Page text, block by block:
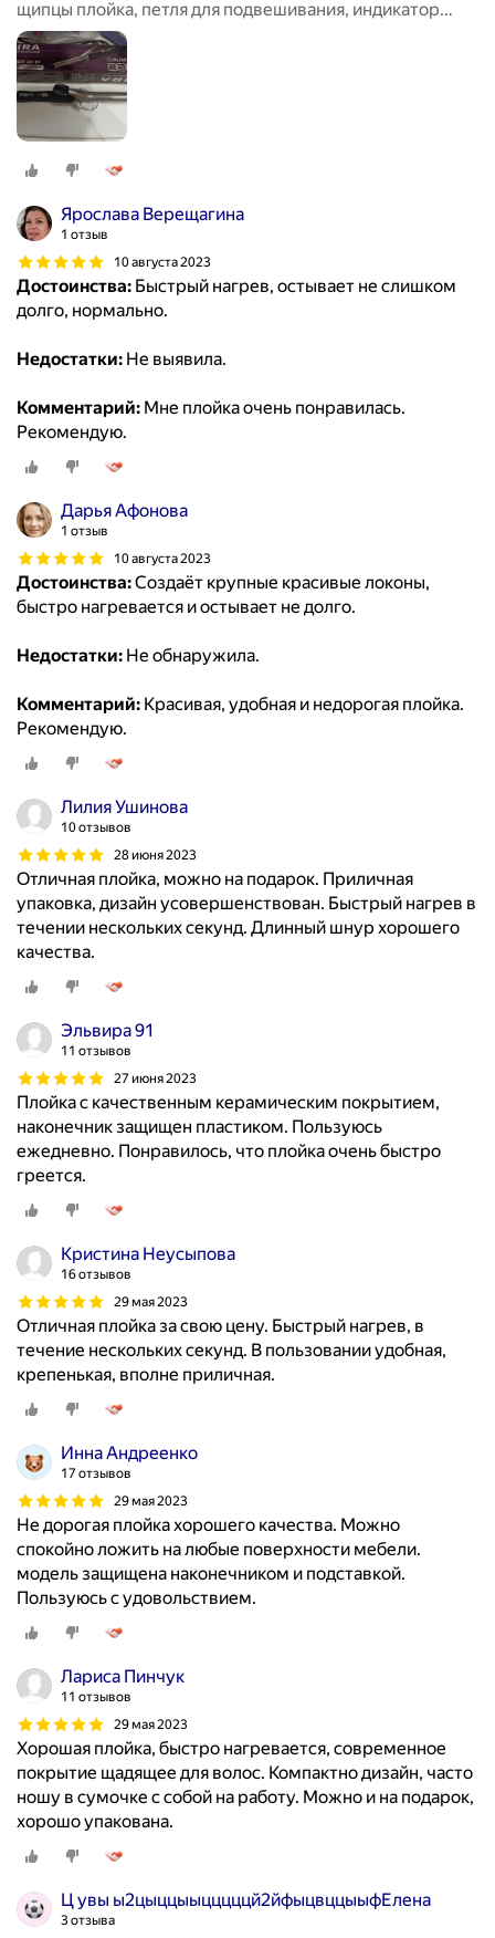
щипцы плойка, петля для подвешивания, индикатор
работы, керамическое покрытие
Ярослава Верещагина
1 отзыв
10 августа 2023
Достоинства: Быстрый нагрев, остывает не слишком
долго, нормально.
Недостатки: Не выявила.
Комментарий: Мне плойка очень понравилась.
Рекомендую.
Дарья Афонова
1 отзыв
10 августа 2023
Достоинства:Создаёт крупные красивые локоны,
быстро нагревается и остывает не долго.
Недостатки: Не обнаружила.
Комментарий: Красивая, удобная и недорогая плойка.
Рекомендую.
Лилия Ушинова
10 отзывов
28 июня 2023
Отличная плойка, можно на подарок. Приличная
упаковка, дизайн усовершенствован. Быстрый нагрев в
течении нескольких секунд. Длинный шнур хорошего
качества.
Эльвира 91
11 отзывов
27 июня 2023
Плойка с качественным керамическим покрытием,
наконечник защищен пластиком. Пользуюсь
ежедневно. Понравилось, что плойка очень быстро
греется.
Кристина Неусыпова
16 отзывов
29 мая 2023
Отличная плойка за свою цену. Быстрый нагрев, в
течение нескольких секунд. В пользовании удобная,
крепенькая, вполне приличная.
Инна Андреенко
17 отзывов
29 мая 2023
Не дорогая плойка хорошего качества. Можно
спокойно ложить на любые поверхности мебели.
модель защищена наконечником и подставкой.
Пользуюсь с удовольствием.
Лариса Пинчук
11 отзывов
29 мая 2023
Хорошая плойка, быстро нагревается, современное
покрытие щадящее для волос. Компактно дизайн, часто
ношу в сумочке с собой на работу. Можно и на подарок,
хорошо упакована.
Ц увы ы2цыццыыцццццй2йфыцвццыыфЕлена
3 отзыва